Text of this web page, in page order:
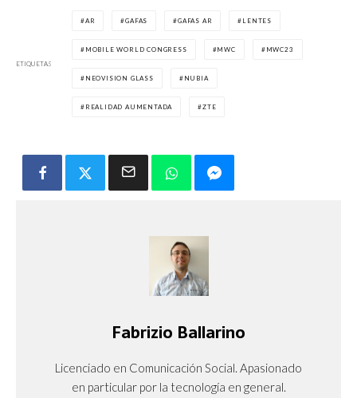
ETIQUETAS
AR GAFAS GAFAS AR LENTES
MOBILE WORLD CONGRESS MWC MWC23
NEOVISION GLASS NUBIA
REALIDAD AUMENTADA ZTE
Fabrizio Ballarino
Licenciado en Comunicación Social. Apasionado
en particular por la tecnología en general.